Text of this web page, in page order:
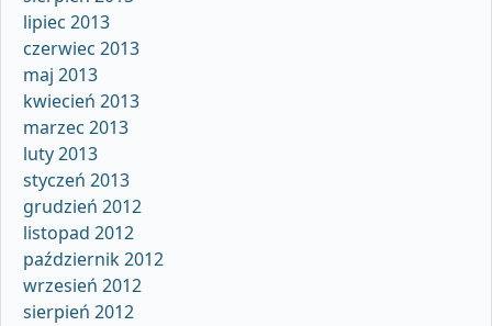
lipiec 2013
czerwiec 2013
maj 2013
kwiecień 2013
marzec 2013
luty 2013
styczeń 2013
grudzień 2012
listopad 2012
październik 2012
wrzesień 2012
sierpień 2012